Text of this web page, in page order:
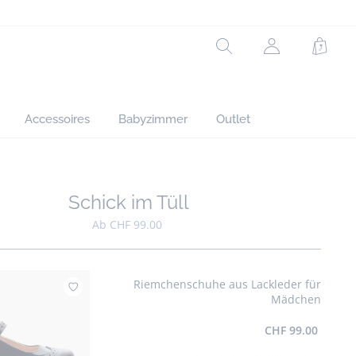
Rechercher
Accessoires Babyzimmer Outlet
Zur Wunschliste hinzufügen : Schick im Tüll
Schick im Tüll
Ab CHF 99.00
Zur Wunschliste hinzufügen :
Riemchenschuhe aus Lackleder für
Mädchen
CHF 99.00